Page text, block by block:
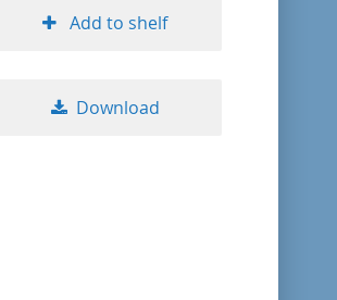
Add to shelf
Download